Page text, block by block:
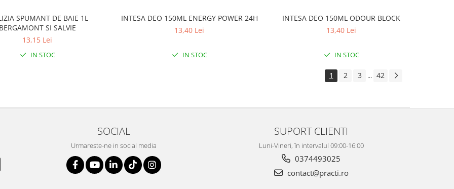
SPUMANT DE BAIE 1L
BERGAMONT SI SALVIE
13,15 Lei
IN STOC
INTESA DEO 150ML ENERGY POWER 24H
13,40 Lei
IN STOC
INTESA DEO 150ML ODOUR BLOCK
13,40 Lei
IN STOC
1 2 3 ... 42
SOCIAL
Urmareste-ne in social media
SUPORT CLIENTI
Luni-Vineri, în intervalul 09:00-16:00
0374493025
contact@practi.ro